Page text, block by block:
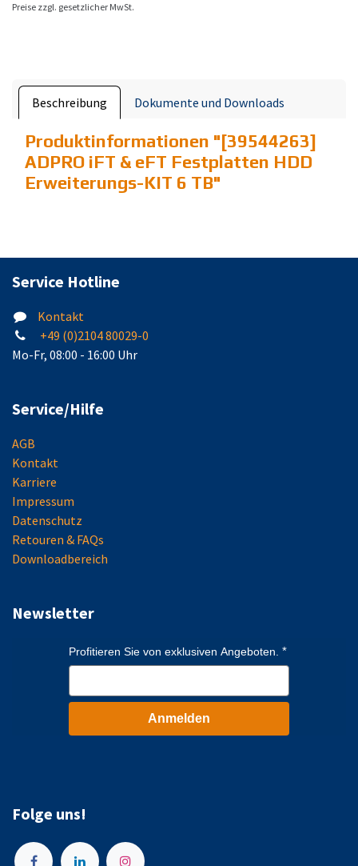
Preise zzgl. gesetzlicher MwSt.
Beschreibung Dokumente und Downloads
Produktinformationen "[39544263]
ADPRO iFT & eFT Festplatten HDD
Erweiterungs-KIT 6 TB"
Service Hotline
Kontakt
+49 (0)2104 80029-0
Mo-Fr, 08:00 - 16:00 Uhr
Service/Hilfe
AGB
Kontakt
Karriere
Impressum
Datenschutz
Retouren & FAQs
Downloadbereich
Newsletter
Profitieren Sie von exklusiven Angeboten.
Anmelden
Folge uns!